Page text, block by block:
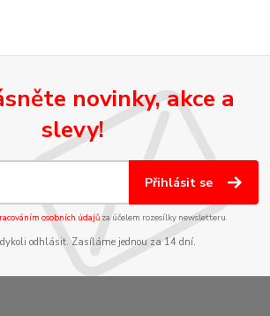
novinky, akce a
slevy!
Přihlásit se
osobních údajůza účelem rozesílky newsletteru.
odhlásit. Zasíláme jednou za 14 dní.